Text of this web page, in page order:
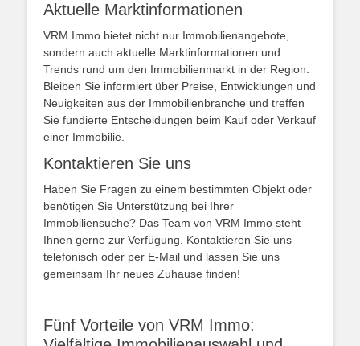
Aktuelle Marktinformationen
VRM Immo bietet nicht nur Immobilienangebote,
sondern auch aktuelle Marktinformationen und
Trends rund um den Immobilienmarkt in der Region.
Bleiben Sie informiert über Preise, Entwicklungen und
Neuigkeiten aus der Immobilienbranche und treffen
Sie fundierte Entscheidungen beim Kauf oder Verkauf
einer Immobilie.
Kontaktieren Sie uns
Haben Sie Fragen zu einem bestimmten Objekt oder
benötigen Sie Unterstützung bei Ihrer
Immobiliensuche? Das Team von VRM Immo steht
Ihnen gerne zur Verfügung. Kontaktieren Sie uns
telefonisch oder per E-Mail und lassen Sie uns
gemeinsam Ihr neues Zuhause finden!
Fünf Vorteile von VRM Immo: